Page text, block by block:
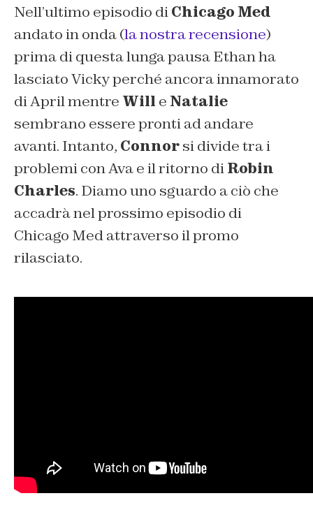
Nell’ultimo episodio diChicago Med
andato in onda (la nostra recensione)
prima di questa lunga pausa Ethan ha
lasciato Vicky perché ancora innamorato
di April mentre Will e Natalie
sembrano essere pronti ad andare
avanti. Intanto, Connorsi divide tra i
problemi con Ava e il ritorno diRobin
Charles. Diamo uno sguardo a ciò che
accadrà nel prossimo episodio di
Chicago Med attraverso il promo
rilasciato.